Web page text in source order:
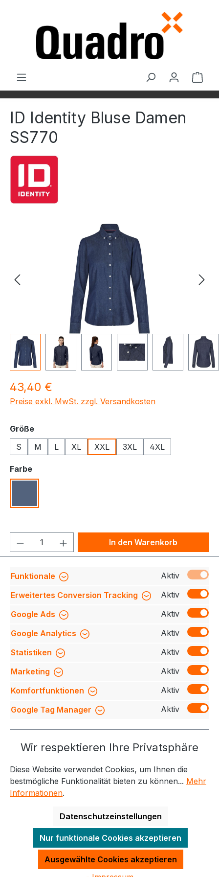
ID Identity Bluse Damen
SS770
Bildergalerie überspringen
Regulärer Preis:
43,40 €
Preise exkl. MwSt. zzgl. Versandkosten
Größeauswählen
S
M L XL XXL 3XL 4XL
Farbeauswählen
Produkt Anzahl: Gib denIn den Warenkorb
Produktnummer: 709140-SS770-780-2XL
Beschreibung
Erleben Sie den ultimativen
Tragekomfort mit unserem leichten, weichen und
flauschigen Denim-Stoff. Das klassische Design ko…
Mehr
Bewertungen
Service-Hotline
Weitere Themen
Informationen Kontakt
Alle Preise exkl. gesetzl. Mehrwertsteuer zzgl.
Versandkostenund ggf. Nachnahmegebühren, wenn
nicht anders angegeben.
Funktionale
Aktiv
Erweitertes Conversion Tracking
Aktiv
Google Ads
Aktiv
Google Analytics
Aktiv
Statistiken
Aktiv
Marketing
Aktiv
Komfortfunktionen
Aktiv
Google Tag Manager
Aktiv
Wir respektieren Ihre Privatsphäre
Diese Website verwendet Cookies, um Ihnen die
bestmögliche Funktionalität bieten zu können... Mehr
Informationen.
Datenschutzeinstellungen
Nur funktionale Cookies akzeptieren
Ausgewählte Cookies akzeptieren